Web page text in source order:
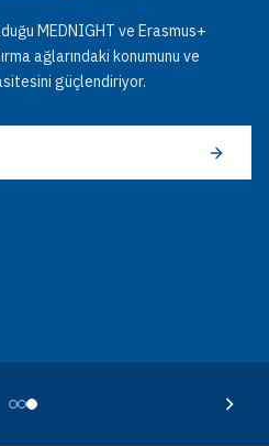
MEDNIGHT ve Erasmus+
ağlarındaki konumunu ve
güçlendiriyor.